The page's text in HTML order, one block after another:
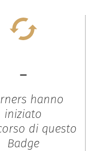
-
hanno
iniziato
di questo
Badge